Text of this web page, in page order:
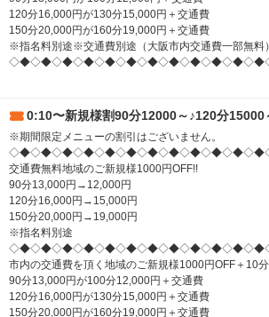
120分16,000円が130分15,000円＋交通費
150分20,000円が160分19,000円＋交通費
※指名料別途※交通費別途（大阪市内交通費一部無料）
0:10〜新規様割90分12000～♪120分15000
※期間限定メニューの割引はございません。
交通費無料地域のご新規様1000円OFF!!
90分13,000円→12,000円
120分16,000円→15,000円
150分20,000円→19,000円
※指名料別途
市内の交通費を頂く地域のご新規様1000円OFF＋10
90分13,000円が100分12,000円＋交通費
120分16,000円が130分15,000円＋交通費
150分20,000円が160分19,000円＋交通費